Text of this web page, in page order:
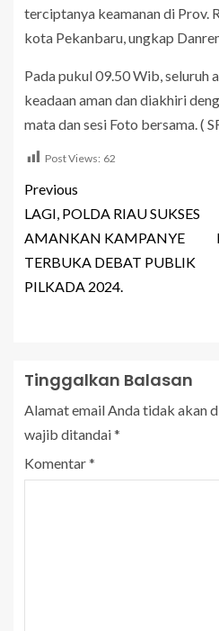
terciptanya keamanan di Prov.
kota Pekanbaru, ungkap
Pada pukul 09.50 Wib, seluruh
keadaan aman dan diakhiri
mata dan sesi Foto bersama. (
Post Views: 62
Previous
LAGI, POLDA RIAU SUKSES
AMANKAN KAMPANYE
TERBUKA DEBAT PUBLIK
PILKADA 2024.
Tinggalkan Balasan
Alamat email Anda tidak akan
wajib ditandai*
Komentar*